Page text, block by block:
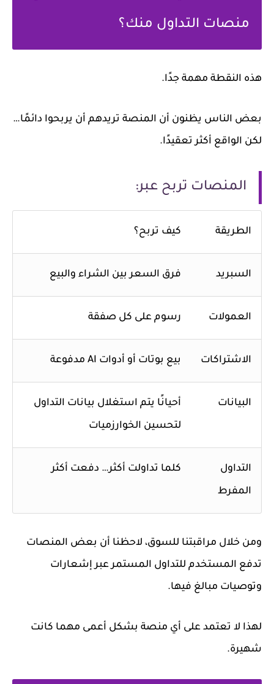
منصات التداول منك؟
هذه النقطة مهمة جدًا.
بعض الناس يظنون أن المنصة تريدهم أن يربحوا دائمًا…
لكن الواقع أكثر تعقيدًا.
المنصات تربح عبر:
الطريقة كيف تربح؟
السبريد فرق السعر بين الشراء والبيع
العمولات رسوم على كل صفقة
الاشتراكات بيع بوتات أو أدوات AI مدفوعة
البيانات أحيانًا يتم استغلال بيانات التداول
لتحسين الخوارزميات
التداول
المفرط
كلما تداولت أكثر… دفعت أكثر
ومن خلال مراقبتنا للسوق، لاحظنا أن بعض المنصات
تدفع المستخدم للتداول المستمر عبر إشعارات
وتوصيات مبالغ فيها.
لهذا لا تعتمد على أي منصة بشكل أعمى مهما كانت
شهيرة.